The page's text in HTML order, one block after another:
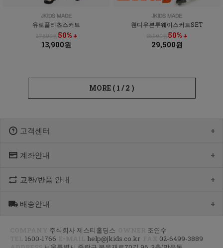
유로플리츠스커트
27,800원50% ↓
13,900원
웬디우븐투웨이스커트SET
58,900원50% ↓
29,500원
MORE ( 1 /2 )
고객센터
1600-1766
[점심] 12:00 ~ 13:00
[금] 08:30 ~ 12:30
계좌안내
우리 1005-302-047686
예금주 : 제스티홀딩스
교환/반품 안내
제품수령 후 반품을 하시려면 수령 후 7일 이내에 마이페이지내에서
CJ대한통운(1588-1255)으로 반품접수 또는 인터넷사이트에서 온라인
접수 후 픽업요청해주세요.
배송안내
평균 상품 준비기간은 주말제외 2~4일까지 소요될수 있습니다.
(주말 및 공휴일 제외, 제주 도서 산간 지역은 추가로 1~2일이 더
주식회사 제스티홀딩스
조연수
1600-1766 help@jkids.co.kr
02-6499-3889